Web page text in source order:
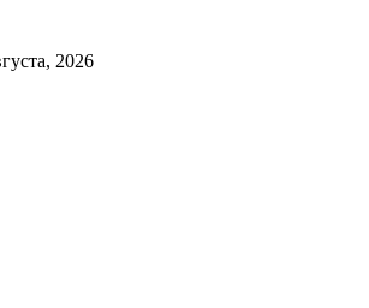
2026